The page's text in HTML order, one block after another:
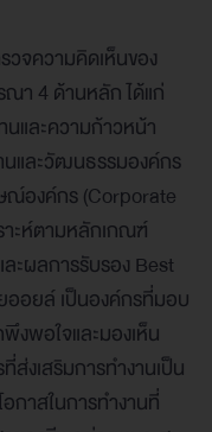
วจความคิดเห็นของ
า 4 ด้านหลัก ได้แก่
และความก้าวหน้า
และวัฒนธรรมองค์กร
องค์กร (Corporate
าะห์ตามหลักเกณฑ์
ะผลการรับรอง Best
ออยล์ เป็นองค์กรที่มอบ
งพอใจและมองเห็น
งเสริมการทำงานเป็น
กาสในการทำงานที่